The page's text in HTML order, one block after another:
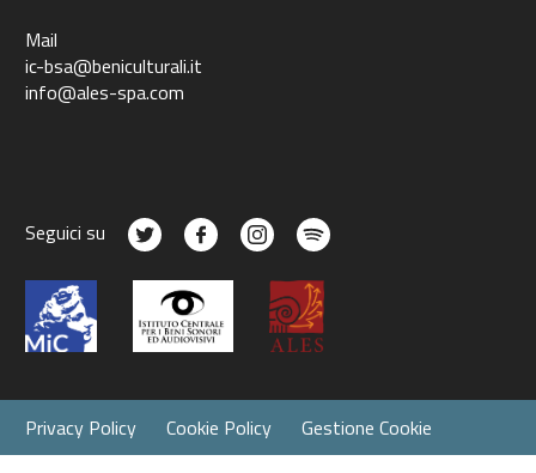
Mail
ic-bsa@beniculturali.it
info@ales-spa.com
Seguici su
Privacy Policy Cookie Policy Gestione Cookie